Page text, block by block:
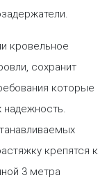
кровельное
сохранит
которые
надежность.
крепятся к
3 метра